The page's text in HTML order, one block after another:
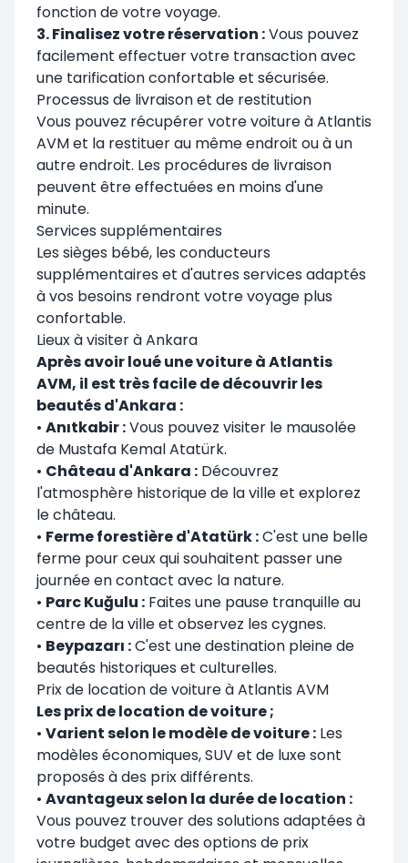
fonction de votre voyage.
3. Finalisez votre réservation :Vous pouvez
facilement effectuer votre transaction avec
une tarification confortable et sécurisée.
Processus de livraison et de restitution
Vous pouvez récupérer votre voiture àAtlantis
AVMet la restituer au même endroit ou à un
autre endroit. Les procédures de livraison
peuvent être effectuées en moins d'une
minute.
Services supplémentaires
Les sièges bébé, les conducteurs
supplémentaires et d'autres services adaptés
à vos besoins rendront votre voyage plus
confortable.
Lieux à visiter à Ankara
Après avoir loué une voiture à Atlantis
AVM, il est très facile de découvrir les
beautés d'Ankara :
• Anıtkabir :Vous pouvez visiter le mausolée
de Mustafa Kemal Atatürk.
• Château d'Ankara : Découvrez
l'atmosphère historique de la ville et explorez
le château.
• Ferme forestière d'Atatürk :C'est une belle
ferme pour ceux qui souhaitent passer une
journée en contact avec la nature.
• Parc Kuğulu : Faites une pause tranquille au
centre de la ville et observez les cygnes.
• Beypazarı :C'est une destination pleine de
beautés historiques et culturelles.
Prix de location de voiture à Atlantis AVM
Les prix de location de voiture ;
• Varient selon le modèle de voiture : Les
modèles économiques, SUV et de luxe sont
proposés à des prix différents.
• Avantageux selon la durée de location :
Vous pouvez trouver des solutions adaptées à
votre budget avec des options de prix